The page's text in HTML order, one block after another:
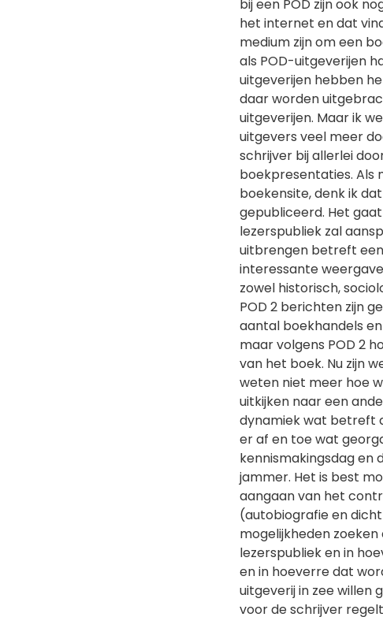
bij een POD zijn ook
het internet en dat
medium zijn om een
als POD-uitgeverijen
uitgeverijen hebben
daar worden
uitgeverijen. Maar ik
uitgevers veel meer
schrijver bij allerlei
boekpresentaties. Als
boekensite, denk ik
gepubliceerd. Het
lezerspubliek zal
uitbrengen betreft
interessante
zowel historisch,
POD 2 berichten zijn
aantal boekhandels
maar volgens POD 2
van het boek. Nu zijn
weten niet meer hoe
uitkijken naar een
dynamiek wat betreft
er af en toe wat
kennismakingsdag en
jammer. Het is best
aangaan van het
(autobiografie en
mogelijkheden
lezerspubliek en in
en in hoeverre dat
uitgeverij in zee willen
voor de schrijver